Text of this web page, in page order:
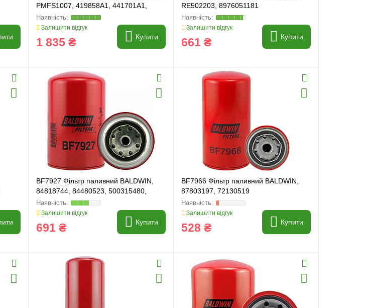
PMFS1007, 419858A1, 441701A1,
441701A1
Залишити відгук
1 835 ₴ Купити
RE502203, 8976051181
Залишити відгук
661 ₴ Купити
BF7927 Фільтр паливний BALDWIN,
84818744, 84480523, 500315480,
84818745
Залишити відгук
691 ₴ Купити
BF7966 Фільтр паливний BALDWIN,
87803197, 72130519
Залишити відгук
528 ₴ Купити